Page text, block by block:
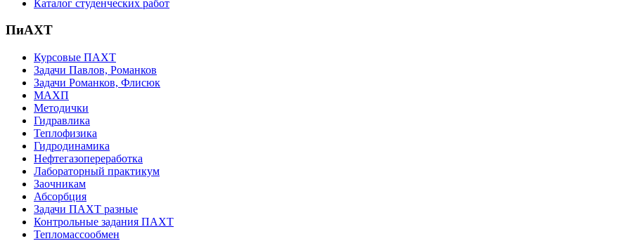
Каталог студенческих работ
ПиАХТ
Курсовые ПАХТ
Задачи Павлов, Романков
Задачи Романков, Флисюк
МАХП
Методички
Гидравлика
Теплофизика
Гидродинамика
Нефтегазопереработка
Лабораторный практикум
Заочникам
Абсорбция
Задачи ПАХТ разные
Контрольные задания ПАХТ
Тепломассообмен